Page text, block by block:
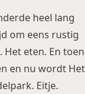
heel lang
om eens rustig
eten. En toen
en nu wordt Het
Eitje.